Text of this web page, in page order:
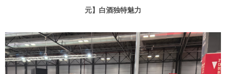
元】白酒独特魅力